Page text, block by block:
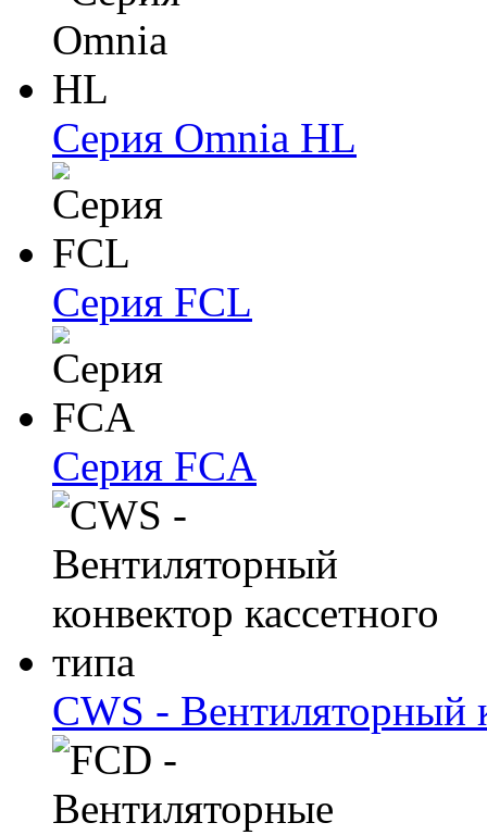
Серия Omnia HL
Серия FCL
Серия FCA
CWS - Вентиляторный